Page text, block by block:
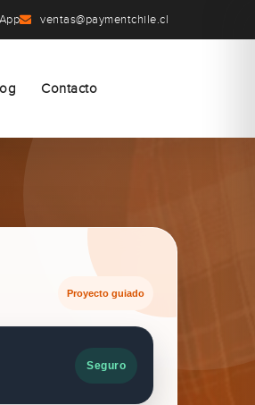
ventas@paymentchile.cl
Contacto
Proyecto guiado
Seguro